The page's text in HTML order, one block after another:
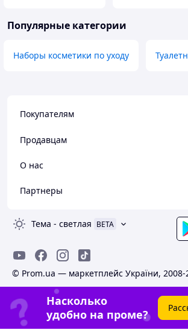
Популярные категории
Наборы косметики по уходу
Покупателям
Продавцам
О нас
Партнеры
Тема - светлая BETA
© Prom.ua — маркетплейс України, 2008-
Насколько
удобно на проме?